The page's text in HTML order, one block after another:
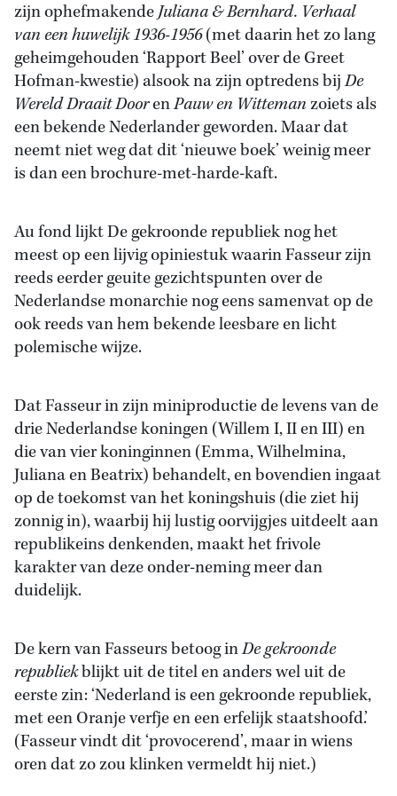
zijn ophefmakendeJuliana & Bernhard. Verhaal
van een huwelijk 1936-1956(met daarin het zo lang
geheimgehouden ‘Rapport Beel’ over de Greet
Hofman-kwestie) alsook na zijn optredens bijDe
Wereld Draait DoorenPauw en Wittemanzoiets als
een bekende Nederlander geworden. Maar dat
neemt niet weg dat dit ‘nieuwe boek’ weinig meer
is dan een brochure-met-harde-kaft.
Au fond lijkt De gekroonde republiek nog het
meest op een lijvig opiniestuk waarin Fasseur zijn
reeds eerder geuite gezichtspunten over de
Nederlandse monarchie nog eens samenvat op de
ook reeds van hem bekende leesbare en licht
polemische wijze.
Dat Fasseur in zijn miniproductie de levens van de
drie Nederlandse koningen (Willem I, II en III) en
die van vier koninginnen (Emma, Wilhelmina,
Juliana en Beatrix) behandelt, en bovendien ingaat
op de toekomst van het koningshuis (die ziet hij
zonnig in), waarbij hij lustig oorvijgjes uitdeelt aan
republikeins denkenden, maakt het frivole
karakter van deze onder-neming meer dan
duidelijk.
De kern van Fasseurs betoog inDe gekroonde
republiekblijkt uit de titel en anders wel uit de
eerste zin: ‘Nederland is een gekroonde republiek,
met een Oranje verfje en een erfelijk staatshoofd.’
(Fasseur vindt dit ‘provocerend’, maar in wiens
oren dat zo zou klinken vermeldt hij niet.)